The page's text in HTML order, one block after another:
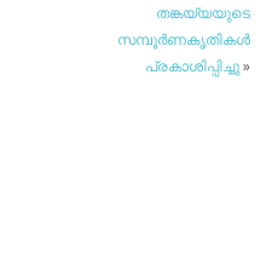
തങ്കയ്യയുടെ
സമ്പൂര്‍ണകൃതികള്‍
പ്രകാശിപ്പിച്ചു»